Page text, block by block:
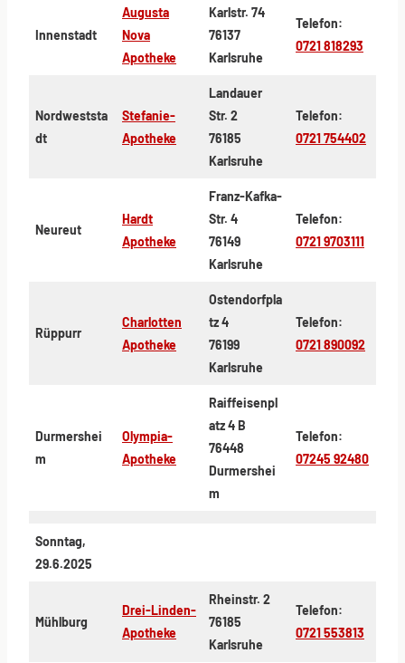
Innenstadt
Augusta
Nova
Apotheke
Karlstr. 74
76137
Karlsruhe
Telefon:
0721 818293
Nordweststa
dt
Stefanie-
Apotheke
Landauer
Str. 2
76185
Karlsruhe
Telefon:
0721 754402
Neureut
Hardt
Apotheke
Franz-Kafka-
Str. 4
76149
Karlsruhe
Telefon:
0721 9703111
Rüppurr
Charlotten
Apotheke
Ostendorfpla
tz 4
76199
Karlsruhe
Telefon:
0721 890092
Durmershei
m
Olympia-
Apotheke
Raiffeisenpl
atz 4 B
76448
Durmershei
m
Telefon:
07245 92480
Sonntag,
29.6.2025
Mühlburg
Drei-Linden-
Apotheke
Rheinstr. 2
76185
Karlsruhe
Telefon:
0721 553813